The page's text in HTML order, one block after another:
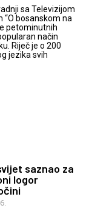
sa Televizijom
bosanskom na
petominutnih
način
Riječ je o 200
jezika svih
saznao za
logor